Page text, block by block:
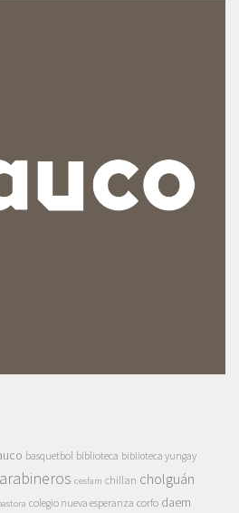
basquetbol biblioteca biblioteca yungay
cesfam chillan cholguán
colegio nueva esperanza corfo daem